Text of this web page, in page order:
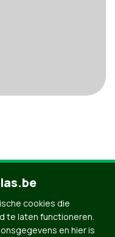
cookies die
te laten functioneren.
en hier is